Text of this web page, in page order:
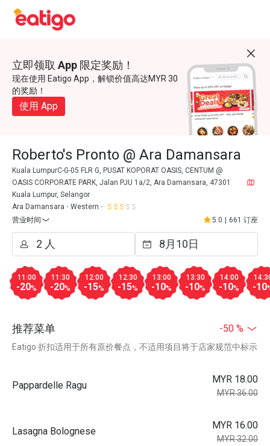
立即领取 App 限定奖励！
现在使用 Eatigo App，解锁价值高达MYR 30
的奖励！
使用 App
Roberto's Pronto @ Ara Damansara
Kuala LumpurC-G-05 FLR G, PUSAT KOPORAT OASIS, CENTUM @
OASIS CORPORATE PARK, Jalan PJU 1a/2, Ara Damansara, 47301
Kuala Lumpur, Selangor
Ara Damansara
Western
营业时间
5.0 661 订座
11:00
-20%
11:30
-20%
12:00
-15%
12:30
-15%
13:00
-10%
13:30
-10%
14:00
-10% -10
推荐菜单 -50 %
Eatigo 折扣适用于所有原价餐点，不适用项目将于店家规范中标示
Pappardelle Ragu
MYR 18.00
MYR 36.00
Lasagna Bolognese
MYR 16.00
MYR 32.00